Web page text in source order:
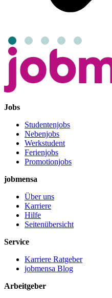
Jobs
Studentenjobs
Nebenjobs
Werkstudent
Ferienjobs
Promotionjobs
jobmensa
Über uns
Karriere
Hilfe
Seitenübersicht
Service
Karriere Ratgeber
jobmensa Blog
Arbeitgeber